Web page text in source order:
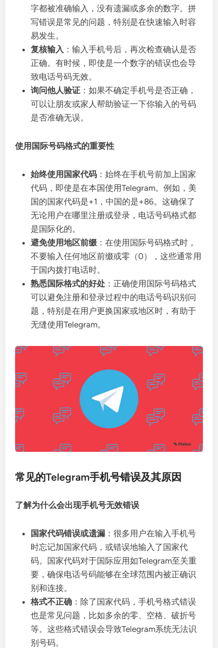
字都被准确输入，没有遗漏或多余的数字。拼
写错误是常见的问题，特别是在快速输入时容
易发生。
复核输入 ：输入手机号后，再次检查确认是否
正确。有时候，即使是一个数字的错误也会导
致电话号码无效。
询问他人验证 ：如果不确定手机号是否正确，
可以让朋友或家人帮助验证一下你输入的号码
是否准确无误。
使用国际号码格式的重要性
始终使用国家代码 ：始终在手机号前加上国家
代码，即使是在本国使用Telegram。例如，美
国的国家代码是+1，中国的是+86。这确保了
无论用户在哪里注册或登录，电话号码格式都
是国际化的。
避免使用地区前缀 ：在使用国际号码格式时，
不要输入任何地区前缀或零（0），这些通常用
于国内拨打电话时。
熟悉国际格式的好处 ：正确使用国际号码格式
可以避免注册和登录过程中的电话号码识别问
题，特别是在用户更换国家或地区时，有助于
无缝使用Telegram。
常见的Telegram手机号错误及其原因
了解为什么会出现手机号无效错误
国家代码错误或遗漏 ：很多用户在输入手机号
时忘记加国家代码，或错误地输入了国家代
码。国家代码对于国际应用如Telegram至关重
要，确保电话号码能够在全球范围内被正确识
别和连接。
格式不正确 ：除了国家代码，手机号格式错误
也是常见问题，比如多余的零、空格、破折号
等。这些格式错误会导致Telegram系统无法识
别号码。